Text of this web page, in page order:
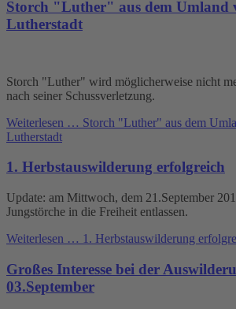
Storch "Luther" aus dem Umland
Lutherstadt
Storch "Luther" wird möglicherweise nicht
nach seiner Schussverletzung.
Weiterlesen … Storch "Luther" aus dem
Lutherstadt
1. Herbstauswilderung erfolgreich
Update: am Mittwoch, dem 21.September
Jungstörche in die Freiheit entlassen.
Weiterlesen … 1. Herbstauswilderung
Großes Interesse bei der
03.September